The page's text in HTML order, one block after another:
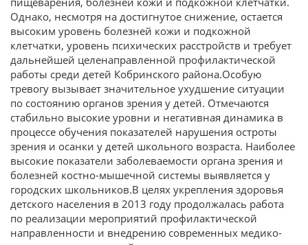
Однако, несмотря на достигнутое снижение, остается
высоким уровень болезней кожи и подкожной
клетчатки, уровень психических расстройств и требует
дальнейшей целенаправленной профилактической
работы среди детей Кобринского района.Особую
тревогу вызывает значительное ухудшение ситуации
по состоянию органов зрения у детей. Отмечаются
стабильно высокие уровни и негативная динамика в
процессе обучения показателей нарушения остроты
зрения и осанки у детей школьного возраста. Наиболее
высокие показатели заболеваемости органа зрения и
болезней костно-мышечной системы выявляется у
городских школьников.В целях укрепления здоровья
детского населения в 2013 году продолжалась работа
по реализации мероприятий профилактической
направленности и внедрению современных медико-